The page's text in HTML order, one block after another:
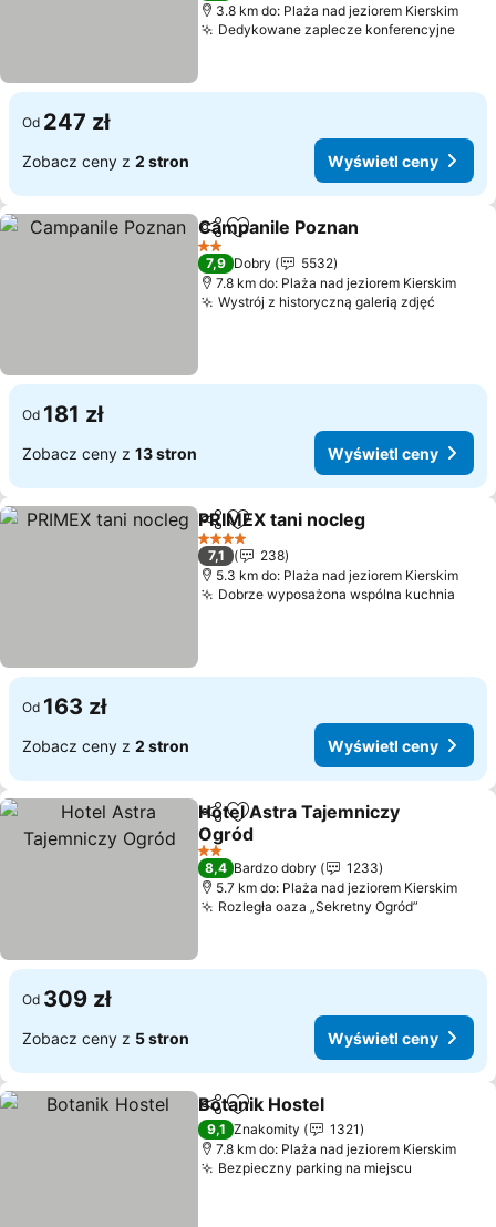
3.8 km do: Plaża nad jeziorem Kierskim
Dedykowane zaplecze konferencyjne
Od 247 zł
Zobacz ceny z 2 stron Wyświetl ceny
Udostępnij
Dodaj do ulubionych
Campanile Poznan
2 Kategoria
7,9 Dobry
5532
7.8 km do: Plaża nad jeziorem Kierskim
Wystrój z historyczną galerią zdjęć
Od 181 zł
Zobacz ceny z 13 stron Wyświetl ceny
Udostępnij
Dodaj do ulubionych
PRIMEX tani nocleg
4 Kategoria
7,1
238
5.3 km do: Plaża nad jeziorem Kierskim
Dobrze wyposażona wspólna kuchnia
Od 163 zł
Zobacz ceny z 2 stron Wyświetl ceny
Udostępnij
Dodaj do ulubionych
Hotel Astra Tajemniczy
Ogród
2 Kategoria
8,4 Bardzo dobry
1233
5.7 km do: Plaża nad jeziorem Kierskim
Rozległa oaza „Sekretny Ogród”
Od 309 zł
Zobacz ceny z 5 stron Wyświetl ceny
Udostępnij
Dodaj do ulubionych
Botanik Hostel
9,1 Znakomity
1321
7.8 km do: Plaża nad jeziorem Kierskim
Bezpieczny parking na miejscu